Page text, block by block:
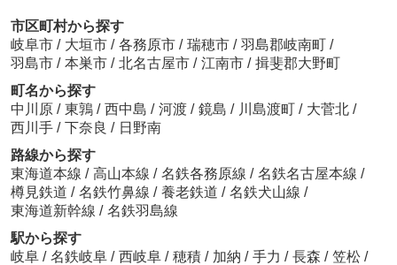
市区町村から探す
岐阜市 / 大垣市 / 各務原市 / 瑞穂市 / 羽島郡岐南町 /
羽島市 / 本巣市 / 北名古屋市 / 江南市 / 揖斐郡大野町
町名から探す
中川原 / 東鶉 / 西中島 / 河渡 / 鏡島 / 川島渡町 / 大菅北 /
西川手 / 下奈良 / 日野南
路線から探す
東海道本線 / 高山本線 / 名鉄各務原線 / 名鉄名古屋本線 /
樽見鉄道 / 名鉄竹鼻線 / 養老鉄道 / 名鉄犬山線 /
東海道新幹線 / 名鉄羽島線
駅から探す
岐阜 / 名鉄岐阜 / 西岐阜 / 穂積 / 加納 / 手力 / 長森 / 笠松 /